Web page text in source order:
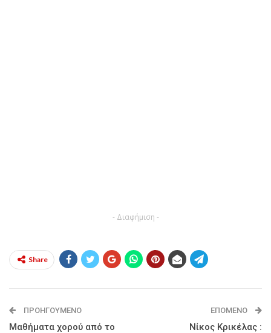
- Διαφήμιση -
Share
ΠΡΟΗΓΟΎΜΕΝΟ
Μαθήματα χορού από το
ΕΠΌΜΕΝΟ
Νίκος Κρικέλας :